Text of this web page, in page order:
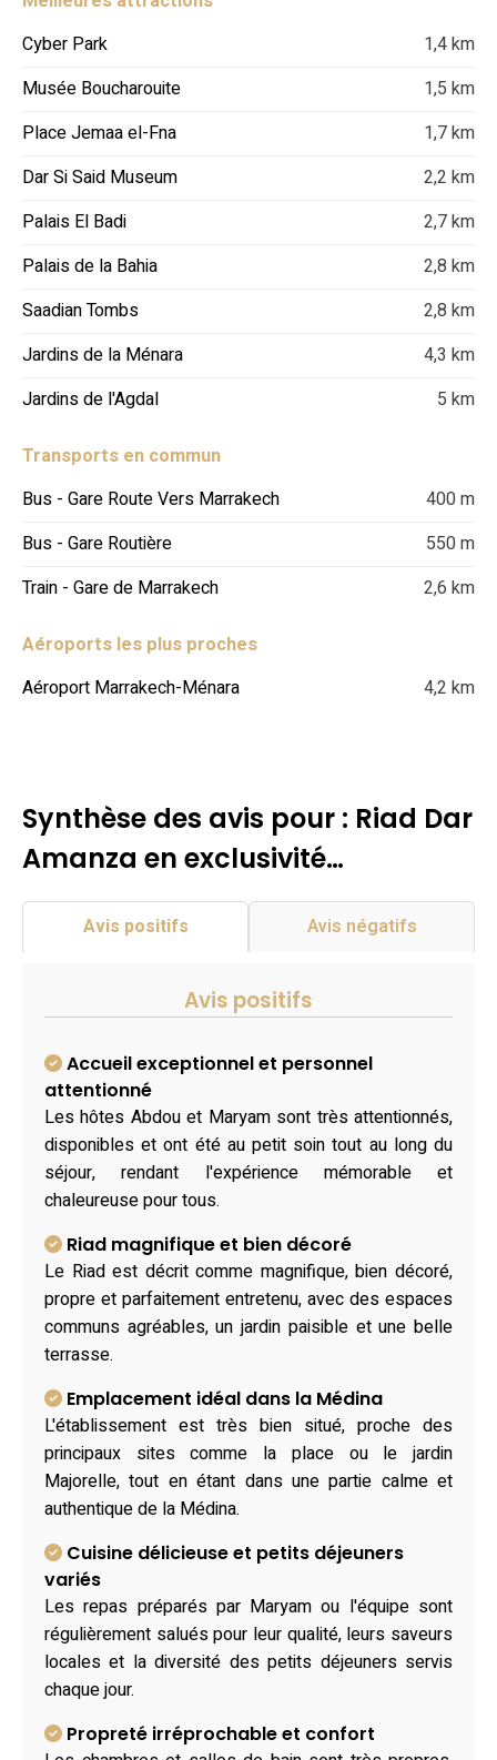
Cyber Park
1,4 km
Musée Boucharouite
1,5 km
Place Jemaa el-Fna
1,7 km
Dar Si Said Museum
2,2 km
Palais El Badi
2,7 km
Palais de la Bahia
2,8 km
Saadian Tombs
2,8 km
Jardins de la Ménara
4,3 km
Jardins de l'Agdal
5 km
Transports en commun
Bus - Gare Route Vers Marrakech
400 m
Bus - Gare Routière
550 m
Train - Gare de Marrakech
2,6 km
Aéroports les plus proches
Aéroport Marrakech-Ménara
4,2 km
Synthèse des avis pour : Riad Dar
Amanza en exclusivité…
Avis positifs Avis négatifs
Avis positifs
Accueil exceptionnel et personnel
attentionné
Les hôtes Abdou et Maryam sont très attentionnés,
disponibles et ont été au petit soin tout au long du
séjour, rendant l'expérience mémorable et
chaleureuse pour tous.
Riad magnifique et bien décoré
Le Riad est décrit comme magnifique, bien décoré,
propre et parfaitement entretenu, avec des espaces
communs agréables, un jardin paisible et une belle
terrasse.
Emplacement idéal dans la Médina
L'établissement est très bien situé, proche des
principaux sites comme la place ou le jardin
Majorelle, tout en étant dans une partie calme et
authentique de la Médina.
Cuisine délicieuse et petits déjeuners
variés
Les repas préparés par Maryam ou l'équipe sont
régulièrement salués pour leur qualité, leurs saveurs
locales et la diversité des petits déjeuners servis
chaque jour.
Propreté irréprochable et confort